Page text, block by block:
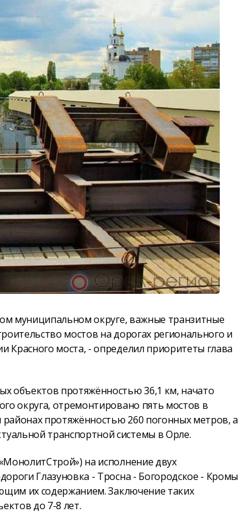
муниципальном округе, важные транзитные
мостов на дорогах регионального и
Красного моста, - определил приоритеты глава
объектов протяжённостью 36,1 км, начато
округа, отремонтировано пять мостов в
протяжённостью 260 погонных метров, а
транспортной системы в Орле.
на исполнение двух
Глазуновка - Тросна - Богородское - Кромы
их содержанием. Заключение таких
до 7-8 лет.